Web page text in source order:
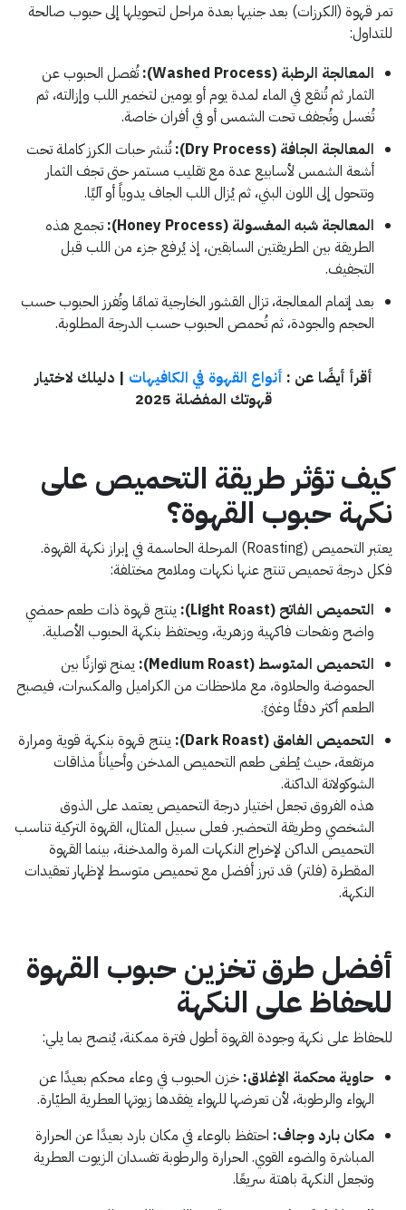
تمر قهوة (الكرزات) بعد جنيها بعدة مراحل لتحويلها إلى حبوب صالحة
للتداول:
المعالجة الرطبة (Washed Process):
تُفصل الحبوب عن
الثمار ثم تُنقع في الماء لمدة يوم أو يومين لتخمير اللب وإزالته، ثم
تُغسل وتُجفف تحت الشمس أو في أفران خاصة.
المعالجة الجافة (Dry Process):
تُنشر حبات الكرز كاملة تحت
أشعة الشمس لأسابيع عدة مع تقليب مستمر حتى تجف الثمار
وتتحول إلى اللون البني، ثم يُزال اللب الجاف يدوياً أو آليًا.
المعالجة شبه المغسولة (Honey Process):
تجمع هذه
الطريقة بين الطريقتين السابقين، إذ يُرفع جزء من اللب قبل
التجفيف.
بعد إتمام المعالجة، تزال القشور الخارجية تمامًا وتُفرز الحبوب حسب
الحجم والجودة، ثم تُحمص الحبوب حسب الدرجة المطلوبة.
أقرأ أيضًا عن : أنواع القهوة في الكافيهات | دليلك لاختيار
قهوتك المفضلة 2025
كيف تؤثر طريقة التحميص على
نكهة حبوب القهوة؟
يعتبر التحميص (Roasting) المرحلة الحاسمة في إبراز نكهة القهوة.
فكل درجة تحميص تنتج عنها نكهات وملامح مختلفة:
التحميص الفاتح (Light Roast):
ينتج قهوة ذات طعم حمضي
واضح ونفحات فاكهية وزهرية، ويحتفظ بنكهة الحبوب الأصلية.
التحميص المتوسط (Medium Roast):
يمنح توازنًا بين
الحموضة والحلاوة، مع ملاحظات من الكراميل والمكسرات، فيصبح
الطعم أكثر دفئًا وغنىً.
التحميص الغامق (Dark Roast):
ينتج قهوة بنكهة قوية ومرارة
مرتفعة، حيث يُطغى طعم التحميص المدخن وأحياناً مذاقات
الشوكولاتة الداكنة.
هذه الفروق تجعل اختيار درجة التحميص يعتمد على الذوق
الشخصي وطريقة التحضير. فعلى سبيل المثال، القهوة التركية تناسب
التحميص الداكن لإخراج النكهات المرة والمدخنة، بينما القهوة
المقطرة (فلتر) قد تبرز أفضل مع تحميص متوسط لإظهار تعقيدات
النكهة.
أفضل طرق تخزين حبوب القهوة
للحفاظ على النكهة
للحفاظ على نكهة وجودة القهوة أطول فترة ممكنة، يُنصح بما يلي:
حاوية محكمة الإغلاق: خزن الحبوب في وعاء محكم بعيدًا عن
الهواء والرطوبة، لأن تعرضها للهواء يفقدها زيوتها العطرية الطيّارة.
مكان بارد وجاف: احتفظ بالوعاء في مكان بارد بعيدًا عن الحرارة
المباشرة والضوء القوي. الحرارة والرطوبة تفسدان الزيوت العطرية
وتجعل النكهة باهتة سريعًا.